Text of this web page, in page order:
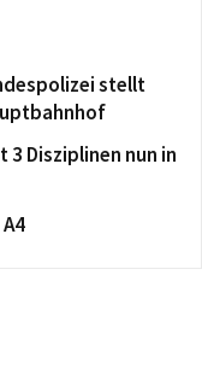
stellt
Disziplinen nun in